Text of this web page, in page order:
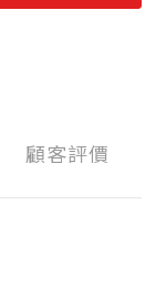
顧客評價